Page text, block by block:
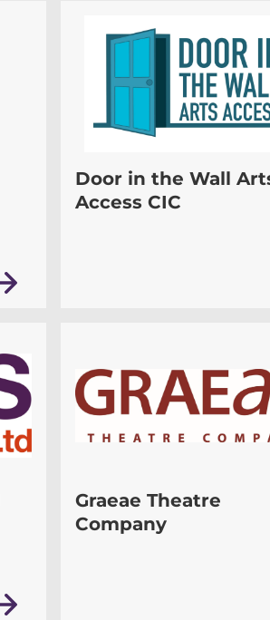
Door in the Wall
Access CIC
Graeae Theatre
Company